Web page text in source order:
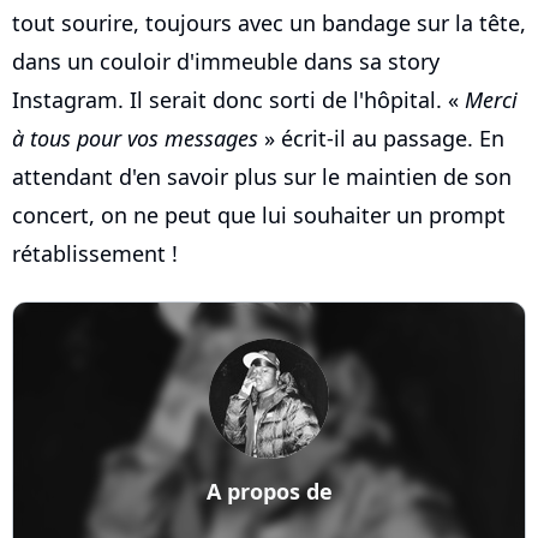
tout sourire, toujours avec un bandage sur la tête,
dans un couloir d'immeuble dans sa story
Instagram. Il serait donc sorti de l'hôpital. « Merci
à tous pour vos messages » écrit-il au passage. En
attendant d'en savoir plus sur le maintien de son
concert, on ne peut que lui souhaiter un prompt
rétablissement !
A propos de